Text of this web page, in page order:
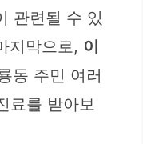
관련될 수 있
지막으로, 이
동 주민 여러
료를 받아보